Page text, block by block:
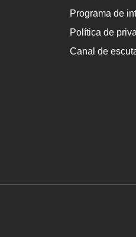
Programa de
Política de
Canal de